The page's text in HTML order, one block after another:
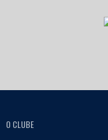
O CLUBE